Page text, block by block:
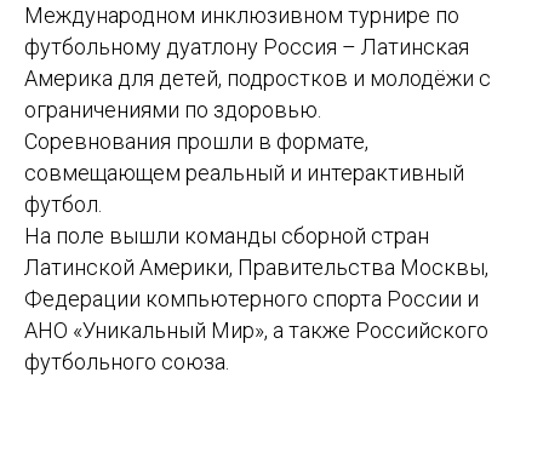
Международном инклюзивном турнире по
футбольному дуатлону Россия – Латинская
Америка для детей, подростков и молодёжи с
ограничениями по здоровью.
Соревнования прошли в формате,
совмещающем реальный и интерактивный
футбол.
На поле вышли команды сборной стран
Латинской Америки, Правительства Москвы,
Федерации компьютерного спорта России и
АНО «Уникальный Мир», а также Российского
футбольного союза.